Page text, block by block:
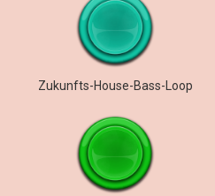
Zukunfts-House-Bass-Loop